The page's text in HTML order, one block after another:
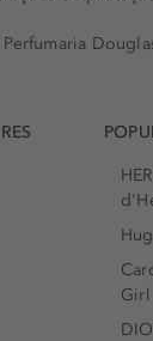
Girl